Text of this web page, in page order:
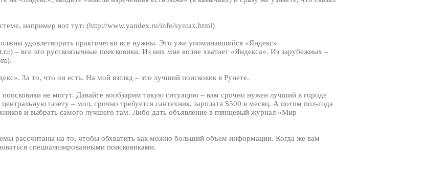
например вот тут: (http://www.yandex.ru/info/syntax.html)
удовлетворить практически все нужны. Это уже упоминавшийся «Яндекс»
– все это русскоязычные поисковики. Из них мне волне хватает «Яндекса». Из зарубежных –
За то, что он есть. На мой взгляд – это лучший поисковик в Рунете.
не могут. Давайте вообзарим такую ситуацию – вам срочно нужен лучший в городе
газету – мол, срочно требуется сантехник, зарплата $500 в месяц. А потом пол-года
и выбрать самого лучшего там. Либо дать объявление в глянцевый журнал «Мир
рассчитаны на то, чтобы обхватить как можно больший объем информации. Когда же вам
специализированными поисковиками.